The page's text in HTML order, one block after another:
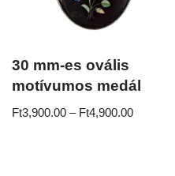
30 mm-es ovális
motívumos medál
Ft3,900.00 – Ft4,900.00